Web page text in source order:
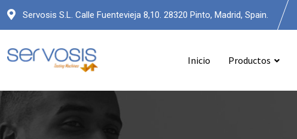
Servosis S.L. Calle Fuentevieja 8,10. 28320 Pinto, Madrid, Spain.
Inicio Productos